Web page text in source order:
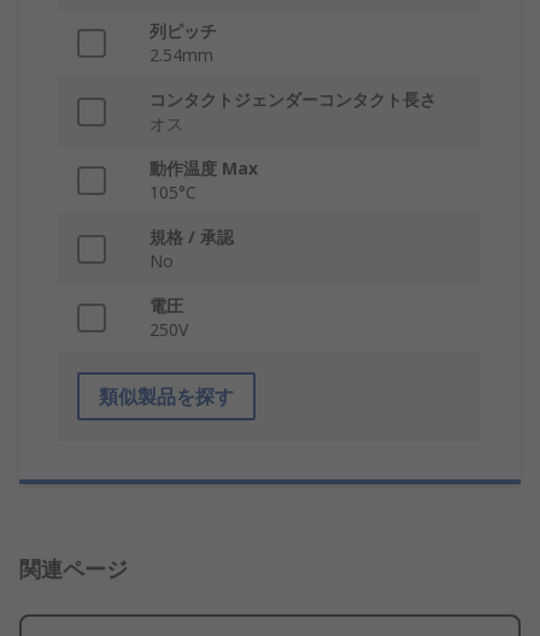
列ピッチ
2.54mm
コンタクトジェンダーコンタクト長さ
オス
動作温度 Max
105°C
規格 / 承認
No
電圧
250V
類似製品を探す
関連ページ